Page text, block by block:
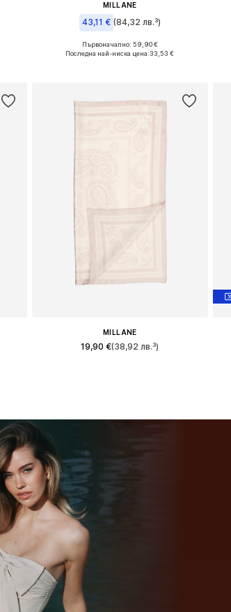
MILLANE
43,11 € (84,32 лв.³)
Налични размери: 34, 36, 38, 40, 42, 44
Първоначално: 59,90 €
Последна най-ниска цена:33,53 €
MILLANE
19,90 €(38,92 лв.³)